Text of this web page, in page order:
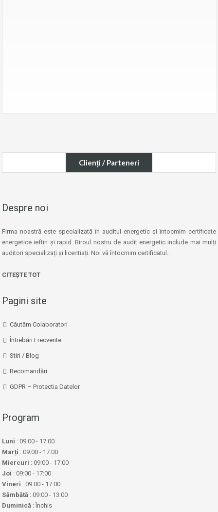
Clienți / Parteneri
Despre noi
Firma noastră este specializată în auditul energetic și întocmim certificate
energetice ieftin și rapid. Biroul nostru de audit energetic include mai mulți
auditori specializați și licentiați. Noi vă întocmim certificatul..
CITEȘTE TOT
Pagini site
Căutăm Colaboratori
Întrebări Frecvente
Stiri / Blog
Recomandări
GDPR – Protectia Datelor
Program
Luni : 09:00 - 17:00
Marți : 09:00 - 17:00
Miercuri : 09:00 - 17:00
Joi : 09:00 - 17:00
Vineri : 09:00 - 17:00
Sâmbătă : 09:00 - 13:00
Duminică : Închis